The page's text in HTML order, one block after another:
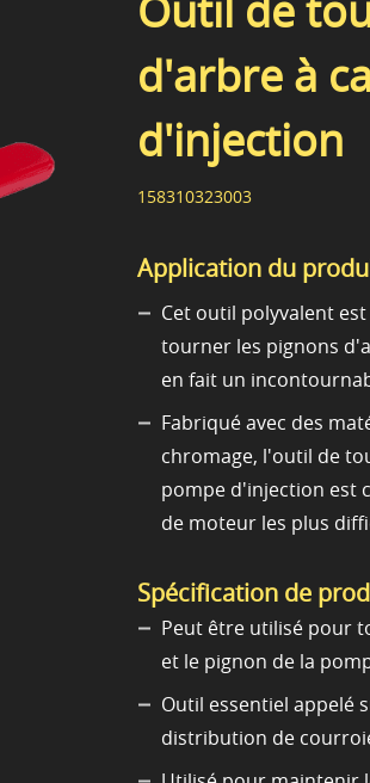
d'arbre à
d'injection
158310323003
Application du
Cet outil polyvalent
tourner les pignons
en fait un
Fabriqué avec des
chromage, l'outil de
pompe d'injection est
de moteur les plus
Spécification de
Peut être utilisé pour
et le pignon de la
Outil essentiel appelé
distribution de